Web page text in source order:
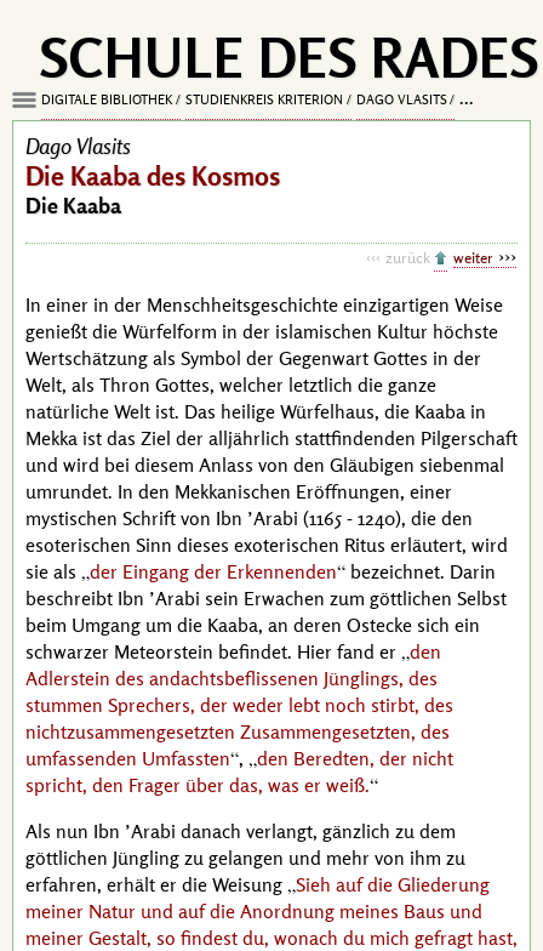
SCHULE DES RADES
DIGITALE BIBLIOTHEK STUDIENKREIS KRITERION DAGO VLASITS Die Kaaba
Dago Vlasits
Die Kaaba des Kosmos
Die Kaaba
zurück weiter
In einer in der Menschheitsgeschichte einzigartigen Weise
genießt die Würfelform in der islamischen Kultur höchste
Wertschätzung als Symbol der Gegenwart Gottes in der
Welt, als Thron Gottes, welcher letztlich die ganze
natürliche Welt ist. Das heilige Würfelhaus, die Kaaba in
Mekka ist das Ziel der alljährlich stattfindenden Pilgerschaft
und wird bei diesem Anlass von den Gläubigen siebenmal
umrundet. In den Mekkanischen Eröffnungen, einer
mystischen Schrift von Ibn ’Arabi (1165 - 1240), die den
esoterischen Sinn dieses exoterischen Ritus erläutert, wird
sie als der Eingang der Erkennenden
bezeichnet. Darin
beschreibt Ibn ’Arabi sein Erwachen zum göttlichen Selbst
beim Umgang um die Kaaba, an deren Ostecke sich ein
schwarzer Meteorstein befindet. Hier fand er den
Adlerstein des andachtsbeflissenen Jünglings, des
stummen Sprechers, der weder lebt noch stirbt, des
nichtzusammengesetzten Zusammengesetzten, des
umfassenden Umfassten , den Beredten, der nicht
spricht, den Frager über das, was er weiß.
Als nun Ibn ’Arabi danach verlangt, gänzlich zu dem
göttlichen Jüngling zu gelangen und mehr von ihm zu
erfahren, erhält er die Weisung Sieh auf die Gliederung
meiner Natur und auf die Anordnung meines Baus und
meiner Gestalt, so findest du, wonach du mich gefragt hast,